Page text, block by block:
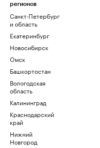
регионов
Санкт-Петербург
и область
Екатеринбург
Новосибирск
Омск
Башкортостан
Вологодская
область
Калининград
Краснодарский
край
Нижний
Новгород